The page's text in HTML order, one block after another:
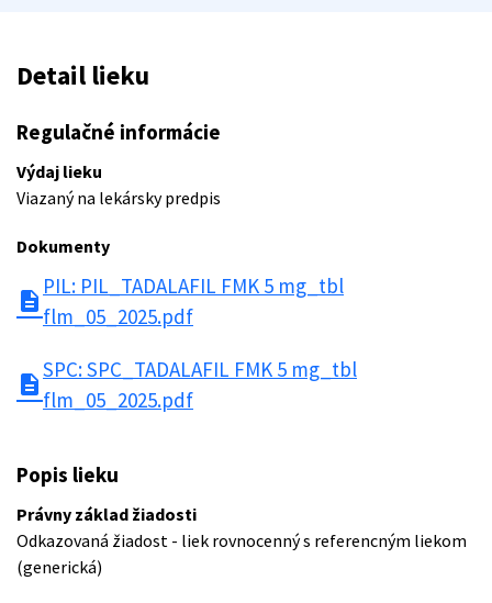
Detail lieku
Regulačné informácie
Výdaj lieku
Viazaný na lekársky predpis
Dokumenty
description
PIL: PIL_TADALAFIL FMK 5 mg_tbl
flm_05_2025.pdf
description
SPC: SPC_TADALAFIL FMK 5 mg_tbl
flm_05_2025.pdf
Popis lieku
Právny základ žiadosti
Odkazovaná žiadost - liek rovnocenný s referencným liekom
(generická)